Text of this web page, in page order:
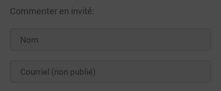
Commenter en invité: